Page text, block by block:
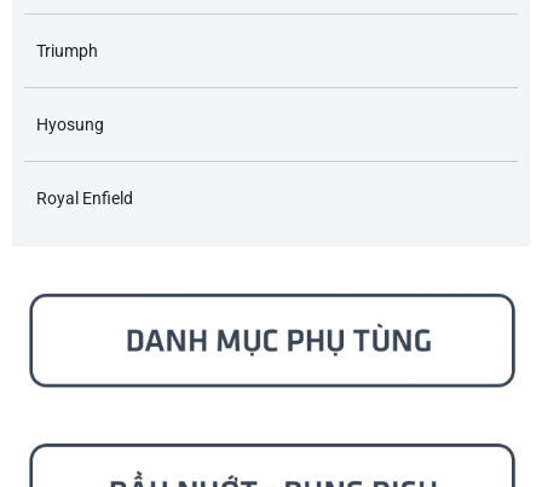
Triumph
Hyosung
Royal Enfield